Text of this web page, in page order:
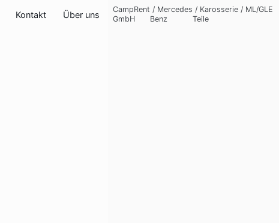
Kontakt Über uns
CampRent
GmbH
/ Mercedes
Benz
/ Karosserie
Teile
/ ML/GLE